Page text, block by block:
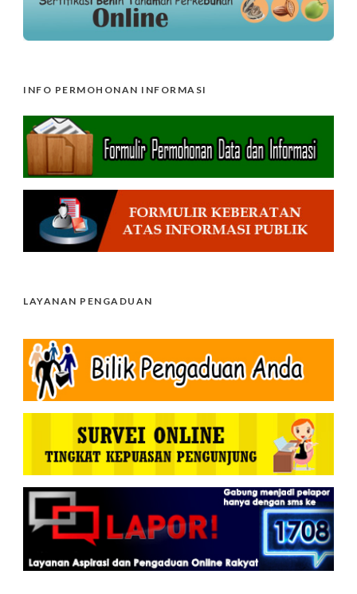
INFO PERMOHONAN INFORMASI
LAYANAN PENGADUAN